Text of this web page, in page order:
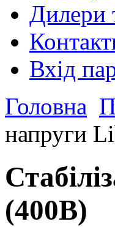
Дилери
Вхід
Головна
напруги
(400B)